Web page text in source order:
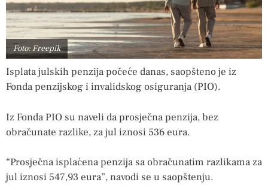
Foto: Freepik
Isplata julskih penzija počeće danas, saopšteno je iz
Fonda penzijskog i invalidskog osiguranja (PIO).
Iz Fonda PIO su naveli da prosječna penzija, bez
obračunate razlike, za jul iznosi 536 eura.
“Prosječna isplaćena penzija sa obračunatim razlikama za
jul iznosi 547,93 eura”, navodi se u saopštenju.